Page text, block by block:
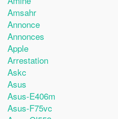
Amsahr
Annonce
Annonces
Apple
Arrestation
Askc
Asus
Asus-E406m
Asus-F75vc